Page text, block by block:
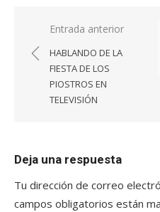
Navegación
de
entradas
Entrada anterior
HABLANDO DE LA
FIESTA DE LOS
PIOSTROS EN
TELEVISIÓN
Deja una respuesta
Tu dirección de correo
campos obligatorios están